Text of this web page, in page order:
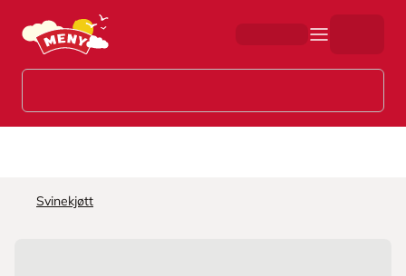
Hopp til hovedinnhold
Svinekjøtt